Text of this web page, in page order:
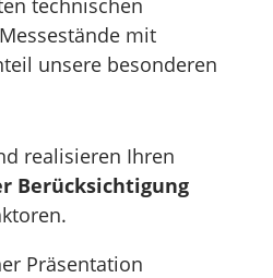
mit
unsere besonderen
realisieren Ihren
Berücksichtigung
Präsentation